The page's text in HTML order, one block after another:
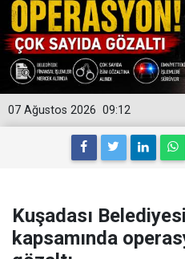
09:12
07 Ağustos 2026
Kuşadası
kapsamında